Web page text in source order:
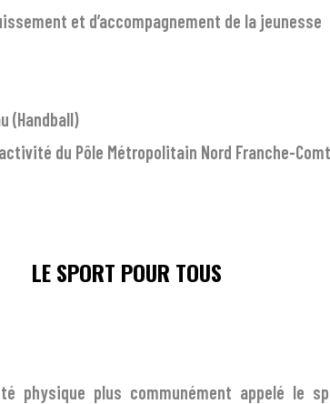
et d’accompagnement de la jeunesse
(Handball)
du Pôle Métropolitain Nord Franche-
LE SPORT POUR TOUS
physique plus communément appelé